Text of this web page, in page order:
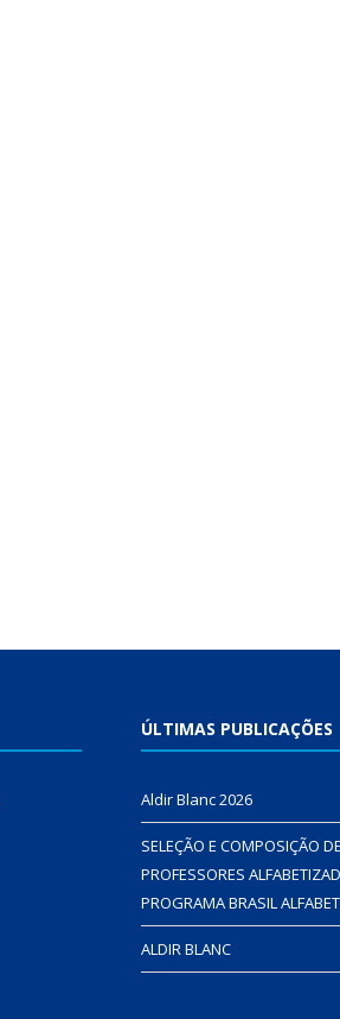
ÚLTIMAS PUBLICAÇÕES
Aldir Blanc 2026
SELEÇÃO E COMPOSIÇÃO
PROFESSORES
PROGRAMA BRASIL
ALDIR BLANC